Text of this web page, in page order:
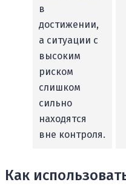
в
достижении,
а ситуации с
высоким
риском
слишком
сильно
находятся
вне контроля.
Как